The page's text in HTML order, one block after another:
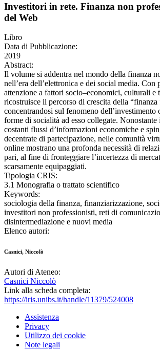
Investitori in rete. Finanza non
del Web
Libro
Data di Pubblicazione:
2019
Abstract:
Il volume si addentra nel mondo della finanza
nell’era dell’elettronica e dei social media. Con
attenzione a fattori socio–economici, culturali e
ricostruisce il percorso di crescita della “finanza
concentrandosi sul fenomeno dell’investimento
forme di socialità ad esso collegate.
costanti flussi d’informazioni economiche e
decentrate di partecipazione, nelle comunità
online mostrano una profonda necessità di
pari, al fine di fronteggiare l’incertezza di
scarsamente equipaggiati.
Tipologia CRIS:
3.1 Monografia o trattato scientifico
Keywords:
sociologia della finanza, finanziarizzazione,
investitori non professionisti, reti di
disintermediazione e nuovi media
Elenco autori:
Casnici, Niccolò
Autori di Ateneo:
Casnici Niccolò
Link alla scheda completa:
https://iris.unibs.it/handle/11379/524008
Assistenza
Privacy
Utilizzo dei cookie
Note legali